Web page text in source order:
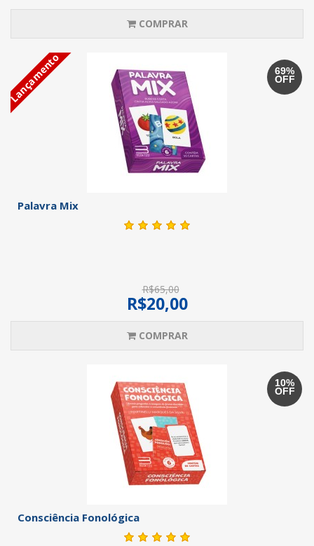
COMPRAR
69%
OFF
Lançamento
Palavra Mix
R$65,00
R$20,00
COMPRAR
10%
OFF
Consciência Fonológica